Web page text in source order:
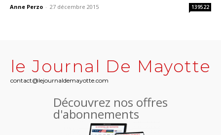
Anne Perzo - 27 décembre 2015 139522
le Journal De Mayotte
contact@lejournaldemayotte.com
Découvrez nos offres
d'abonnements